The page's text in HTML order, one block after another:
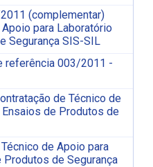
(complementar)
para Laboratório
Segurança SIS-SIL
referência 003/2011 -
de Técnico de
de Produtos de
de Apoio para
de Segurança